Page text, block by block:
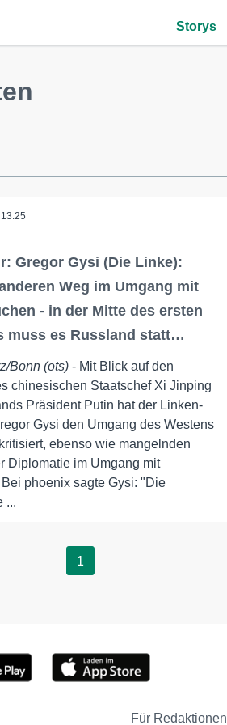
Storys
Gregor Gysi (Die Linke):
Weg im Umgang mit
- in der Mitte des ersten
muss es Russland statt…
Bonn (ots)- Mit Blick auf den
chinesischen Staatschef Xi Jinping
Präsident Putin hat der Linken-
Gysi den Umgang des Westens
ebenso wie mangelnden
Diplomatie im Umgang mit
phoenix sagte Gysi: "Die
...
1
Für Redaktionen